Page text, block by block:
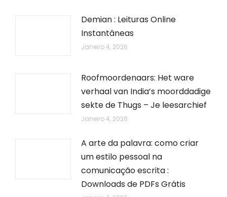
Demian : Leituras Online
Instantâneas
Janeiro 4, 2026
Roofmoordenaars: Het ware
verhaal van India’s moorddadige
sekte de Thugs – Je leesarchief
Janeiro 4, 2026
A arte da palavra: como criar
um estilo pessoal na
comunicação escrita :
Downloads de PDFs Grátis